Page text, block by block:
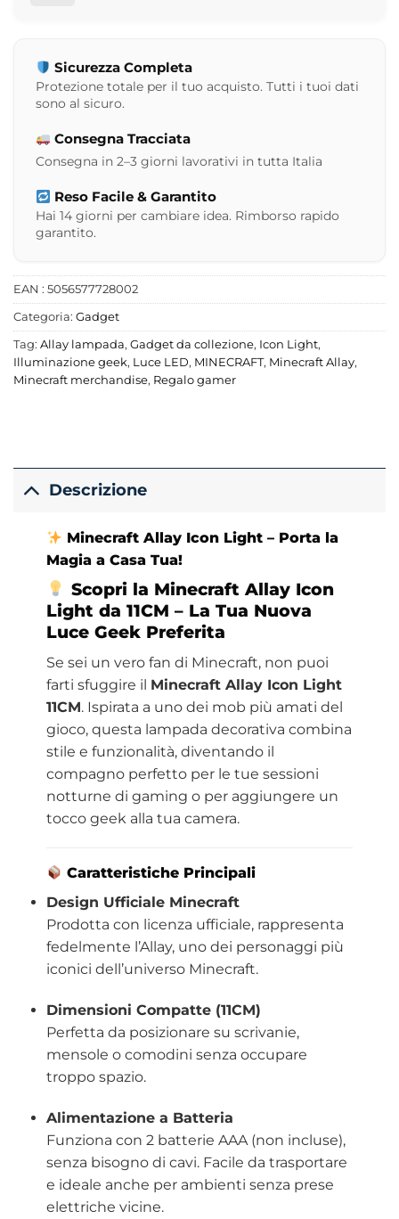
Sicurezza Completa
Protezione totale per il tuo acquisto. Tutti i tuoi dati
sono al sicuro.
Consegna Tracciata
Consegna in 2–3 giorni lavorativi in tutta Italia
Reso Facile & Garantito
Hai 14 giorni per cambiare idea. Rimborso rapido
garantito.
EAN : 5056577728002
Categoria: Gadget
Tag: Allay lampada, Gadget da collezione, Icon Light,
Illuminazione geek, Luce LED, MINECRAFT, Minecraft Allay,
Minecraft merchandise, Regalo gamer
Descrizione
Minecraft Allay Icon Light – Porta la
Magia a Casa Tua!
Scopri la Minecraft Allay Icon
Light da 11CM – La Tua Nuova
Luce Geek Preferita
Se sei un vero fan di Minecraft, non puoi
farti sfuggire il Minecraft Allay Icon Light
11CM. Ispirata a uno dei mob più amati del
gioco, questa lampada decorativa combina
stile e funzionalità, diventando il
compagno perfetto per le tue sessioni
notturne di gaming o per aggiungere un
tocco geek alla tua camera.
Caratteristiche Principali
Design Ufficiale Minecraft
Prodotta con licenza ufficiale, rappresenta
fedelmente l’Allay, uno dei personaggi più
iconici dell’universo Minecraft.
Dimensioni Compatte (11CM)
Perfetta da posizionare su scrivanie,
mensole o comodini senza occupare
troppo spazio.
Alimentazione a Batteria
Funziona con 2 batterie AAA (non incluse),
senza bisogno di cavi. Facile da trasportare
e ideale anche per ambienti senza prese
elettriche vicine.